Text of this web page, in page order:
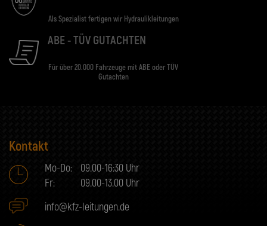
Als Spezialist fertigen wir Hydraulikleitungen
ABE - TÜV GUTACHTEN
Für über 20.000 Fahrzeuge mit ABE oder TÜV
Gutachten
Kontakt
Mo-Do:
09.00-16:30 Uhr
Fr:
09.00-13.00 Uhr
info@kfz-leitungen.de